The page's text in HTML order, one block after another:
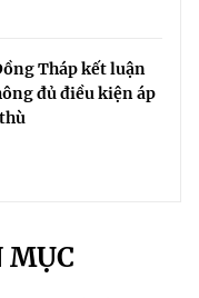
Tháp kết luận
đủ điều kiện áp
MỤC